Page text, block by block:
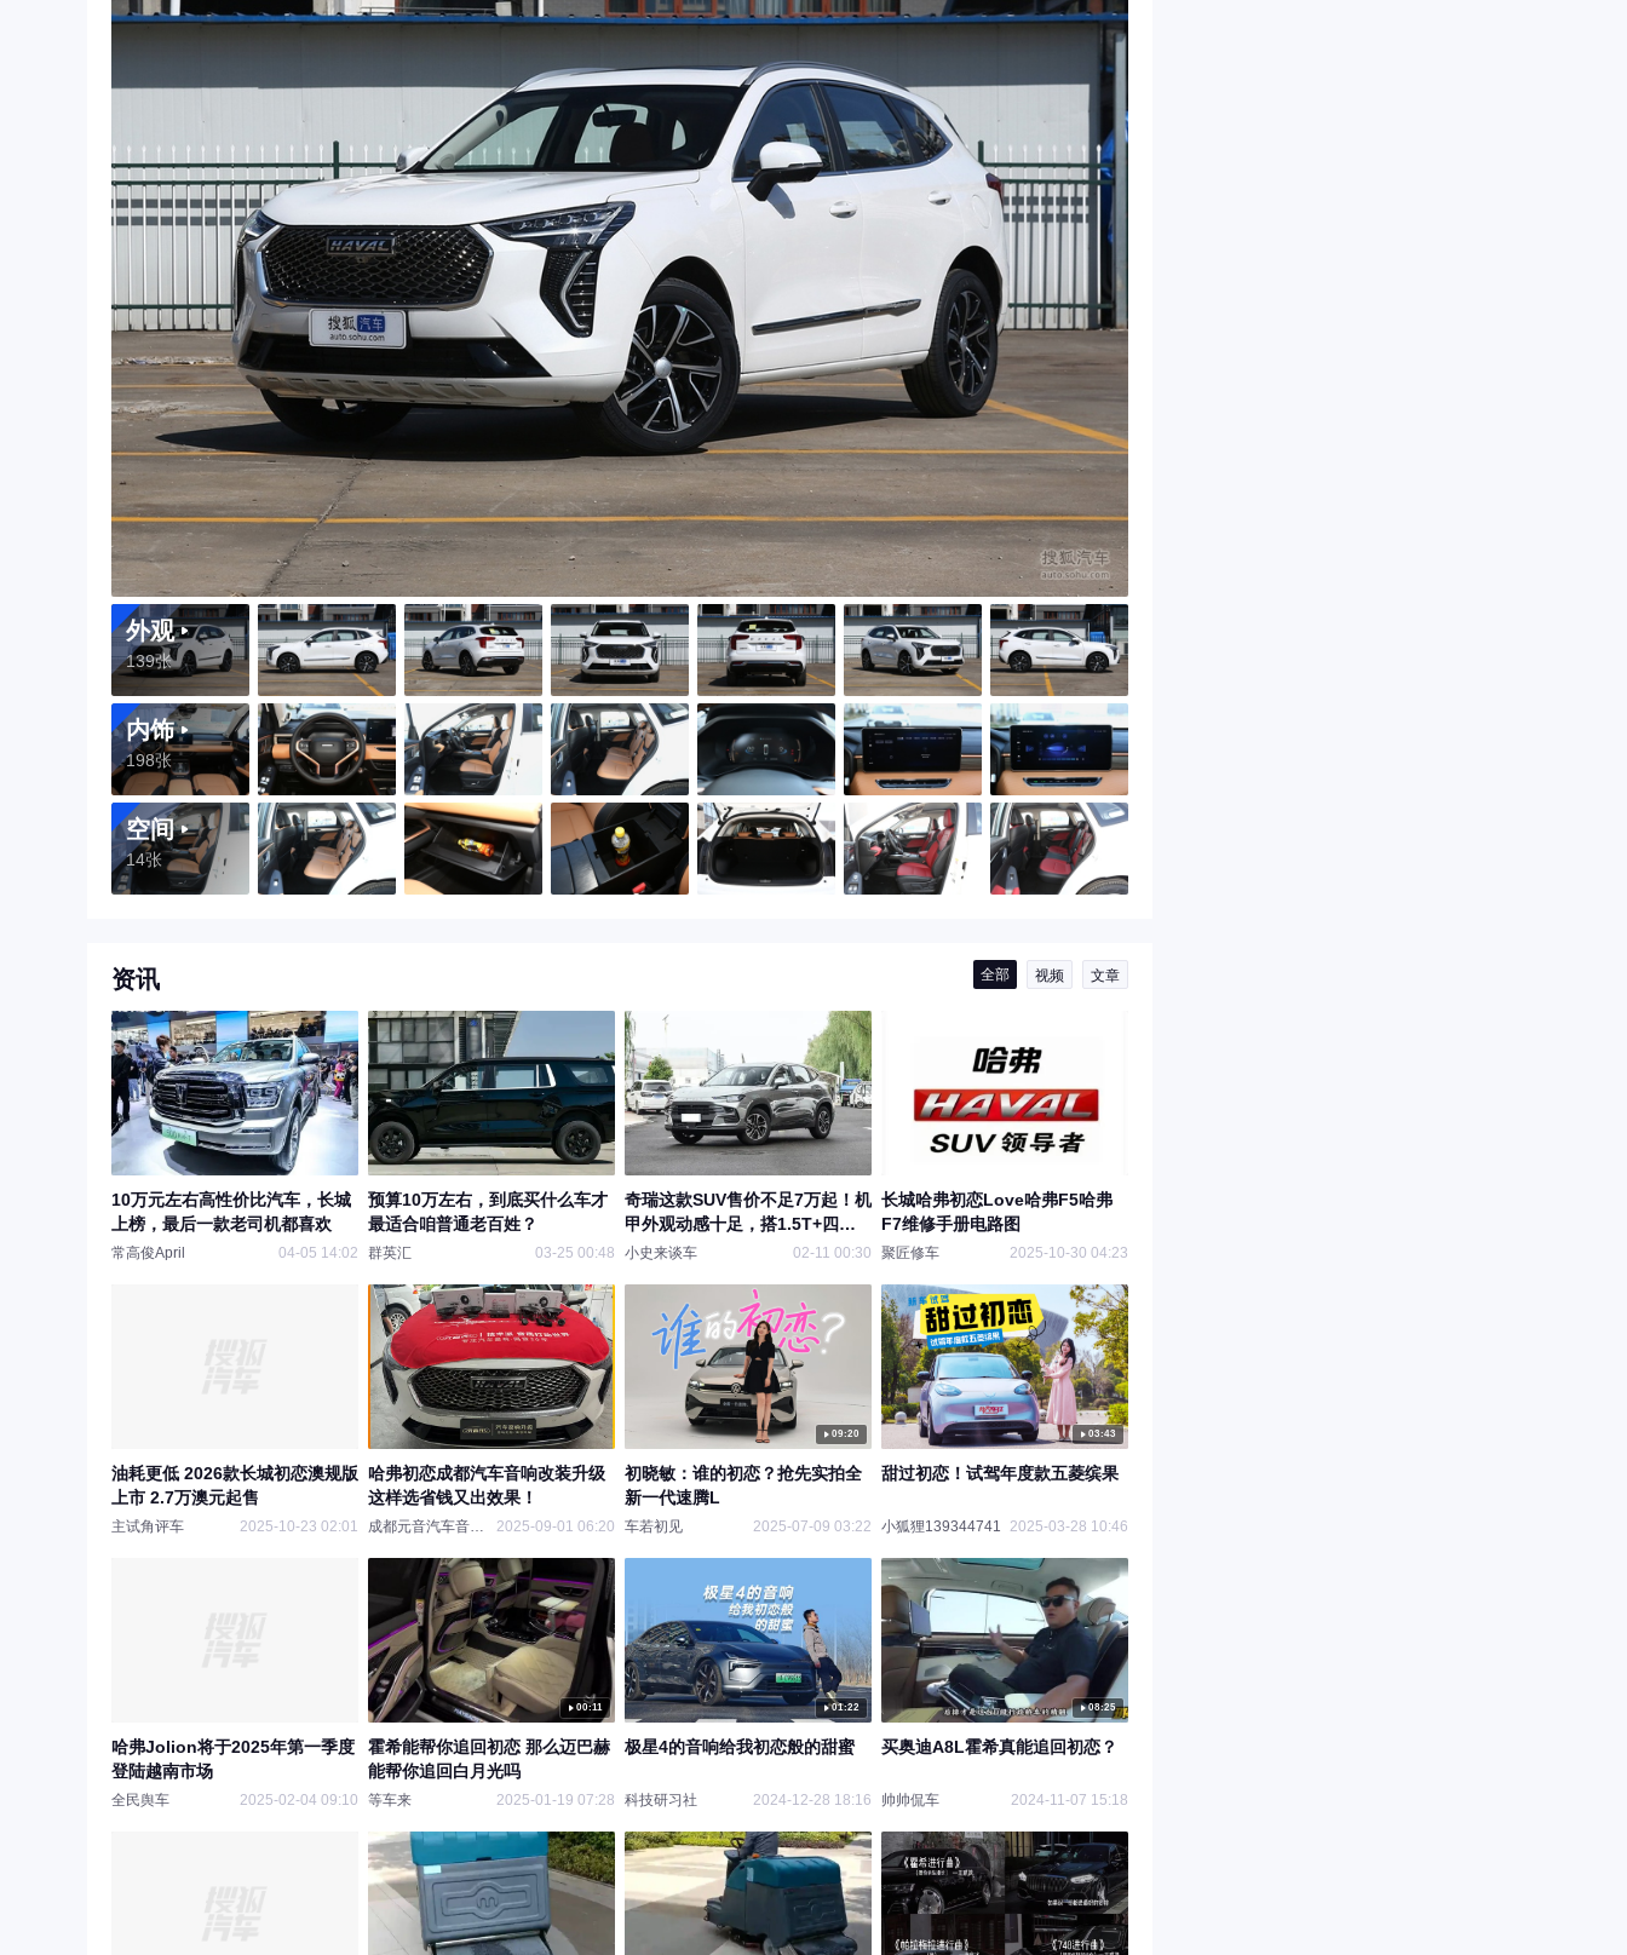
外观
139张
内饰
198张
空间
14张
资讯 全部 视频 文章
10万元左右高性价比汽车，长城
上榜，最后一款老司机都喜欢
常高俊April 04-05 14:02
预算10万左右，到底买什么车才
最适合咱普通老百姓？
群英汇 03-25 00:48
奇瑞这款SUV售价不足7万起！机
甲外观动感十足，搭1.5T+四轮
独悬
小史来谈车 02-11 00:30
长城哈弗初恋Love哈弗F5哈弗
F7维修手册电路图
聚匠修车 2025-10-30 04:23
油耗更低 2026款长城初恋澳规版
上市 2.7万澳元起售
主试角评车 2025-10-23 02:01
哈弗初恋成都汽车音响改装升级
这样选省钱又出效果！
成都元音汽车音响改装 2025-09-01 06:20
09:20
初晓敏：谁的初恋？抢先实拍全
新一代速腾L
车若初见 2025-07-09 03:22
03:43
甜过初恋！试驾年度款五菱缤果
小狐狸139344741 2025-03-28 10:46
哈弗Jolion将于2025年第一季度
登陆越南市场
全民舆车 2025-02-04 09:10
00:11
霍希能帮你追回初恋 那么迈巴赫
能帮你追回白月光吗
等车来 2025-01-19 07:28
01:22
极星4的音响给我初恋般的甜蜜
科技研习社 2024-12-28 18:16
08:25
买奥迪A8L霍希真能追回初恋？
帅帅侃车 2024-11-07 15:18